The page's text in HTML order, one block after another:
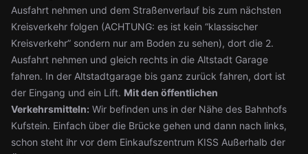
Ausfahrt nehmen und dem Straßenverlauf bis zum nächsten
Kreisverkehr folgen (ACHTUNG: es ist kein “klassischer
Kreisverkehr” sondern nur am Boden zu sehen), dort die 2.
Ausfahrt nehmen und gleich rechts in die Altstadt Garage
fahren. In der Altstadtgarage bis ganz zurück fahren, dort ist
der Eingang und ein Lift. Mit den öffentlichen
Verkehrsmitteln: Wir befinden uns in der Nähe des Bahnhofs
Kufstein. Einfach über die Brücke gehen und dann nach links,
schon steht ihr vor dem Einkaufszentrum KISS Außerhalb der